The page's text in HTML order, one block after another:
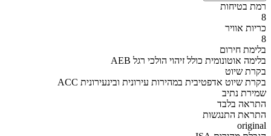
רמת בטיחות
8
כריות אוויר
8
בלימת חירום
AEB בלימה אוטונומית כולל זיהוי הולכי רגל
בקרת שיוט
ACC בקרת שיוט אדפטיבית במהירות עירונית ובינעירונית
שמירת נתיב
התראה בלבד
התראת התנגשות
original